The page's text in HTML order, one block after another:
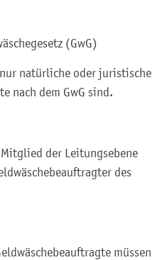
(GwG)
natürliche oder juristische
nach dem GwG sind.
der Leitungsebene
des
müssen